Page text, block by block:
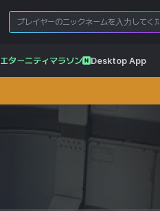
エターニティマラソン Desktop App